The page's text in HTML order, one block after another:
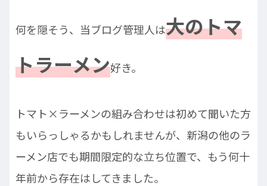
何を隠そう、当ブログ管理人は大のトマ
トラーメン好き。
トマト×ラーメンの組み合わせは初めて聞いた方
もいらっしゃるかもしれませんが、新潟の他のラ
ーメン店でも期間限定的な立ち位置で、もう何十
年前から存在はしてきました。